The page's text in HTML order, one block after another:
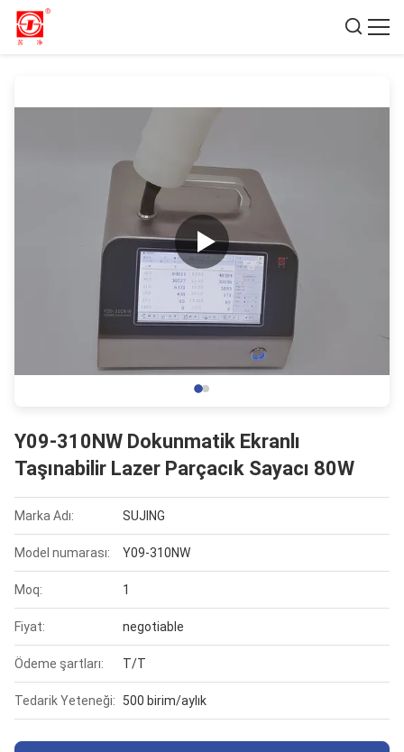
Y09-310NW Dokunmatik Ekranlı
Taşınabilir Lazer Parçacık Sayacı 80W
Marka Adı: SUJING
Model numarası: Y09-310NW
Moq: 1
Fiyat: negotiable
Ödeme şartları: T/T
Tedarik Yeteneği: 500 birim/aylık